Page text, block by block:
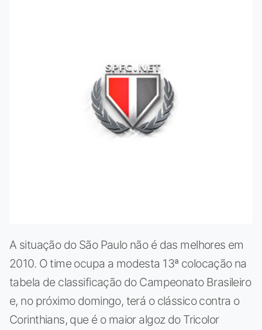
A situação do São Paulo não é das melhores em
2010. O time ocupa a modesta 13ª colocação na
tabela de classificação do Campeonato Brasileiro
e, no próximo domingo, terá o clássico contra o
Corinthians, que é o maior algoz do Tricolor